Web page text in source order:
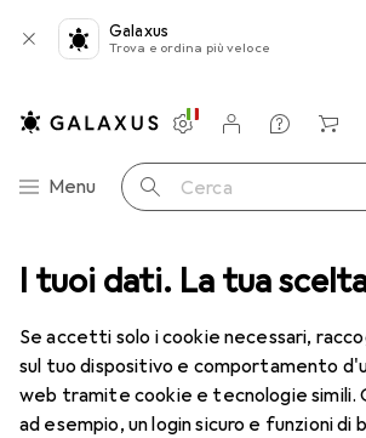
I tuoi dati. La tua
Se accetti solo i cookie necessari,
sul tuo dispositivo e comportamento
web tramite cookie e tecnologie
ad esempio, un login sicuro e funzioni di
Galaxus
Trova e ordina più veloce
Categoria Navigazione
Menu Cerca
Impostazioni
Conto cliente
Liste di confronto
Liste dei desideri
Carrello
Mouse + Tastiere Mouse Verbatim
VerbatimVai Nano
Senza fili